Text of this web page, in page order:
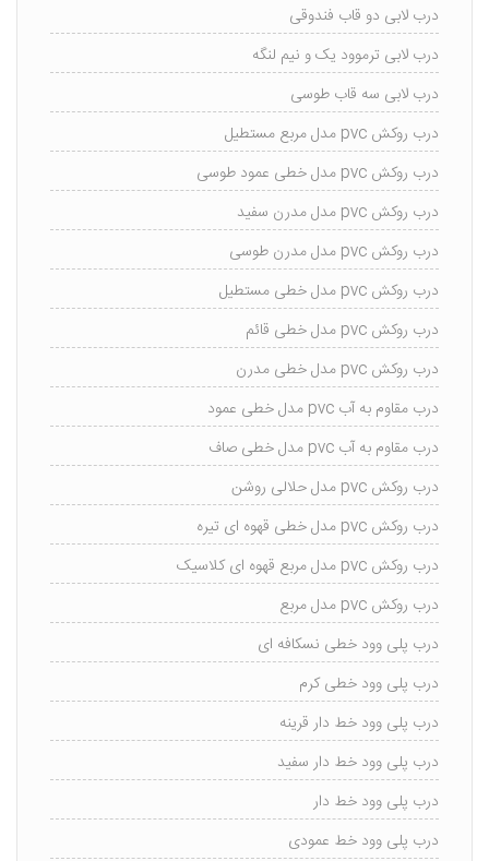
درب لابی دو قاب فندوقی
درب لابی ترموود یک و نیم لنگه
درب لابی سه قاب طوسی
درب روکش pvc مدل مربع مستطیل
درب روکش pvc مدل خطی عمود طوسی
درب روکش pvc مدل مدرن سفید
درب روکش pvc مدل مدرن طوسی
درب روکش pvc مدل خطی مستطیل
درب روکش pvc مدل خطی قائم
درب روکش pvc مدل خطی مدرن
درب مقاوم به آب pvc مدل خطی عمود
درب مقاوم به آب pvc مدل خطی صاف
درب روکش pvc مدل حلالی روشن
درب روکش pvc مدل خطی قهوه ای تیره
درب روکش pvc مدل مربع قهوه ای کلاسیک
درب روکش pvc مدل مربع
درب پلی وود خطی نسکافه ای
درب پلی وود خطی کرم
درب پلی وود خط دار قرینه
درب پلی وود خط دار سفید
درب پلی وود خط دار
درب پلی وود خط عمودی